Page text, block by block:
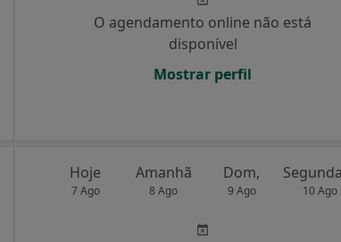
O agendamento online não está
disponível
Mostrar perfil
Hoje
7 Ago
Amanhã
8 Ago
Dom,
9 Ago 10 Ago